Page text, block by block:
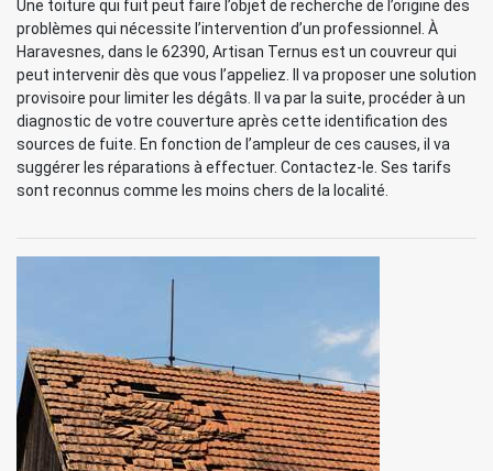
Une toiture qui fuit peut faire l’objet de recherche de l’origine des
problèmes qui nécessite l’intervention d’un professionnel. À
Haravesnes, dans le 62390, Artisan Ternus est un couvreur qui
peut intervenir dès que vous l’appeliez. Il va proposer une solution
provisoire pour limiter les dégâts. Il va par la suite, procéder à un
diagnostic de votre couverture après cette identification des
sources de fuite. En fonction de l’ampleur de ces causes, il va
suggérer les réparations à effectuer. Contactez-le. Ses tarifs
sont reconnus comme les moins chers de la localité.